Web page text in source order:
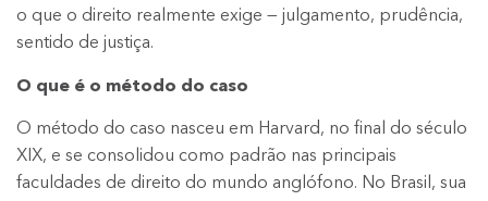
o que o direito realmente exige — julgamento, prudência,
sentido de justiça.
O que é o método do caso
O método do caso nasceu em Harvard, no final do século
XIX, e se consolidou como padrão nas principais
faculdades de direito do mundo anglófono. No Brasil, sua